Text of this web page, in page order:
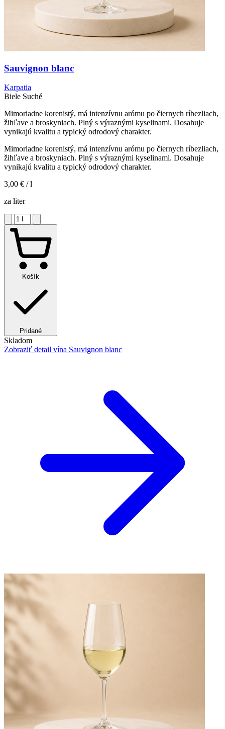
Sauvignon blanc
Karpatia
Biele Suché
Mimoriadne korenistý, má intenzívnu arómu po čiernych ríbezliach,
žihľave a broskyniach. Plný s výraznými kyselinami. Dosahuje
vynikajú kvalitu a typický odrodový charakter.
Mimoriadne korenistý, má intenzívnu arómu po čiernych ríbezliach,
žihľave a broskyniach. Plný s výraznými kyselinami. Dosahuje
vynikajú kvalitu a typický odrodový charakter.
3,00 € / l
za liter
Košík
Pridané
Skladom
Zobraziť detail vína Sauvignon blanc